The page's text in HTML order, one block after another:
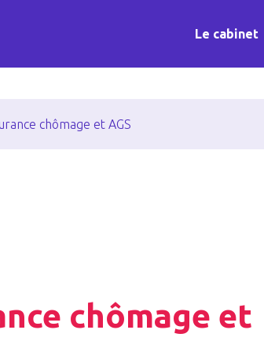
Le cabinet
chômage et AGS
chômage et